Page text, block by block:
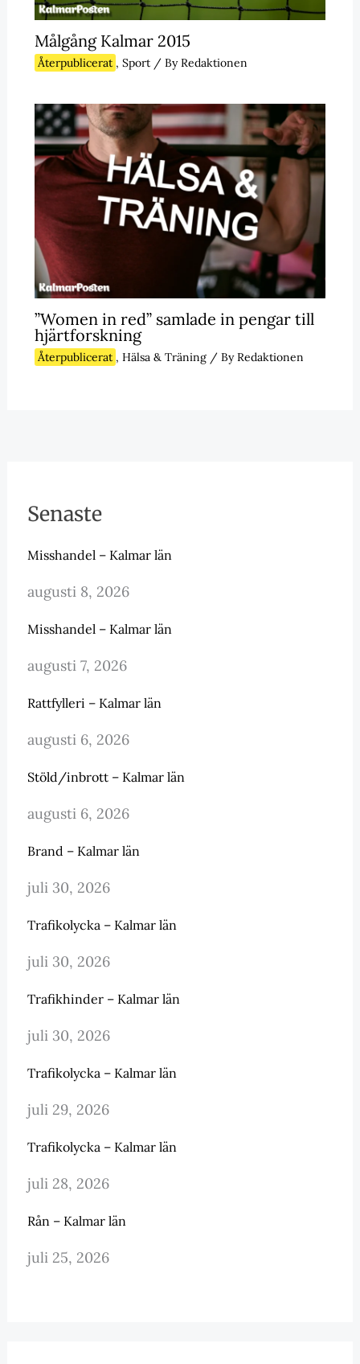
Målgång Kalmar 2015
Återpublicerat , Sport/ ByRedaktionen
”Women in red” samlade in pengar till
hjärtforskning
Återpublicerat , Hälsa & Träning/ ByRedaktionen
Senaste
Misshandel – Kalmar län
augusti 8, 2026
Misshandel – Kalmar län
augusti 7, 2026
Rattfylleri – Kalmar län
augusti 6, 2026
Stöld/inbrott – Kalmar län
augusti 6, 2026
Brand – Kalmar län
juli 30, 2026
Trafikolycka – Kalmar län
juli 30, 2026
Trafikhinder – Kalmar län
juli 30, 2026
Trafikolycka – Kalmar län
juli 29, 2026
Trafikolycka – Kalmar län
juli 28, 2026
Rån – Kalmar län
juli 25, 2026